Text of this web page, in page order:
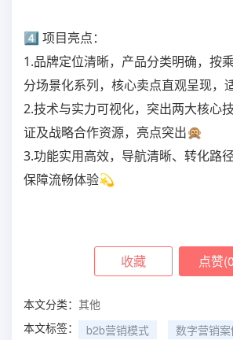
4⃣ 项目亮点：
1.品牌定位清晰，产品分类明确，按
分场景化系列，核心卖点直观呈现，
2.技术与实力可视化，突出两大核心
证及战略合作资源，亮点突出🙊
3.功能实用高效，导航清晰、转化路
保障流畅体验💫
收藏 点赞(0
本文分类： 其他
本文标签：
b2b营销模式
数字营销案